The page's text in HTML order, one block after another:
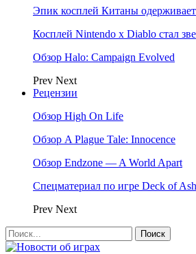
Эпик косплей Китаны
Косплей Nintendo x Diablo стал
Обзор Halo: Campaign Evolved
Prev Next
Рецензии
Обзор High On Life
Обзор A Plague Tale: Innocence
Обзор Endzone — A World Apart
Спецматериал по игре Deck of
Prev Next